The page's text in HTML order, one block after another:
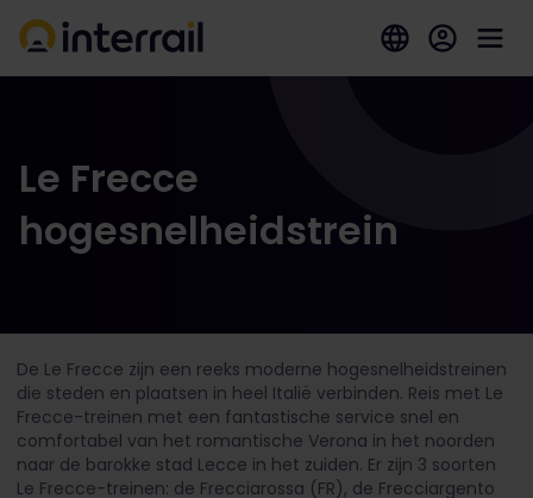
Le Frecce
hogesnelheidstrein
De Le Frecce zijn een reeks moderne hogesnelheidstreinen
die steden en plaatsen in heel Italië verbinden. Reis met Le
Frecce-treinen met een fantastische service snel en
comfortabel van het romantische Verona in het noorden
naar de barokke stad Lecce in het zuiden. Er zijn 3 soorten
Le Frecce-treinen: de Frecciarossa (FR), de Frecciargento